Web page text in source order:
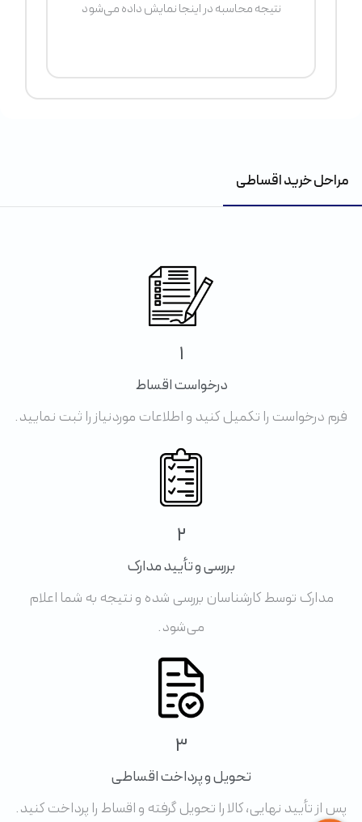
نتیجه محاسبه در اینجا نمایش داده می‌شود
مراحل خرید اقساطی
1
درخواست اقساط
فرم درخواست را تکمیل کنید و اطلاعات موردنیاز را ثبت نمایید.
2
بررسی و تأیید مدارک
مدارک توسط کارشناسان بررسی شده و نتیجه به شما اعلام
می‌شود.
3
تحویل و پرداخت اقساطی
پس از تأیید نهایی، کالا را تحویل گرفته و اقساط را پرداخت کنید.